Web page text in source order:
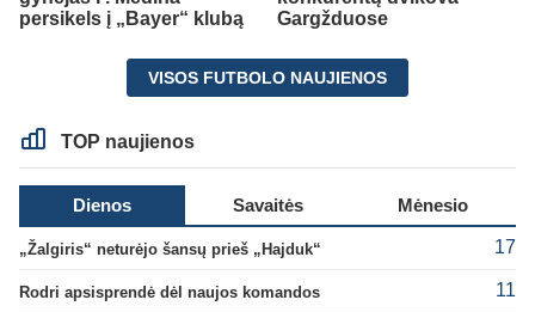
persikels į „Bayer“ klubą
Gargžduose
VISOS FUTBOLO NAUJIENOS
TOP naujienos
Dienos Savaitės Mėnesio
„Žalgiris“ neturėjo šansų prieš „Hajduk“ 17
Rodri apsisprendė dėl naujos komandos 11